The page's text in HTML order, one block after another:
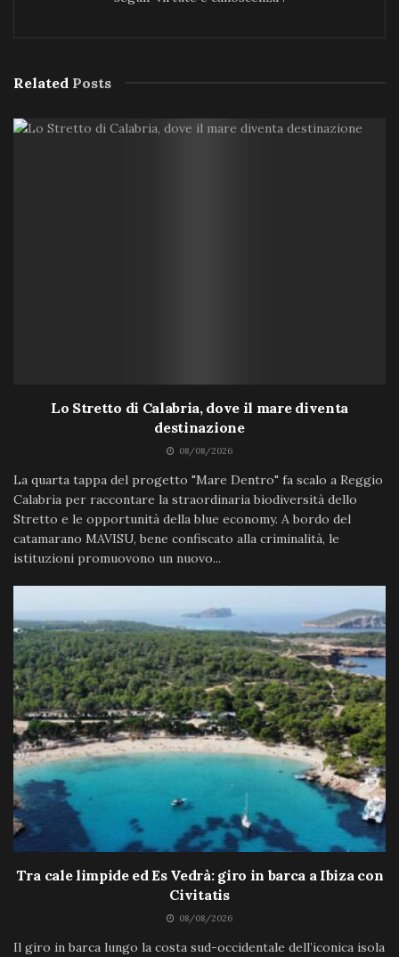
Related Posts
Lo Stretto di Calabria, dove il mare diventa
destinazione
08/08/2026
La quarta tappa del progetto "Mare Dentro" fa scalo a Reggio
Calabria per raccontare la straordinaria biodiversità dello
Stretto e le opportunità della blue economy. A bordo del
catamarano MAVISU, bene confiscato alla criminalità, le
istituzioni promuovono un nuovo...
Tra cale limpide ed Es Vedrà: giro in barca a Ibiza con
Civitatis
08/08/2026
Il giro in barca lungo la costa sud-occidentale dell’iconica isola